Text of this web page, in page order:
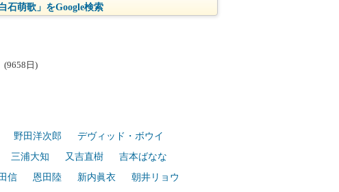
白石萌歌」をGoogle検索
(9658日)
野田洋次郎
デヴィッド・ボウイ
三浦大知 又吉直樹
吉本ばなな
信 恩田陸 新内眞衣
朝井リョウ